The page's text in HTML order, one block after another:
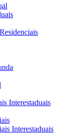
Interestaduais
Interestaduais